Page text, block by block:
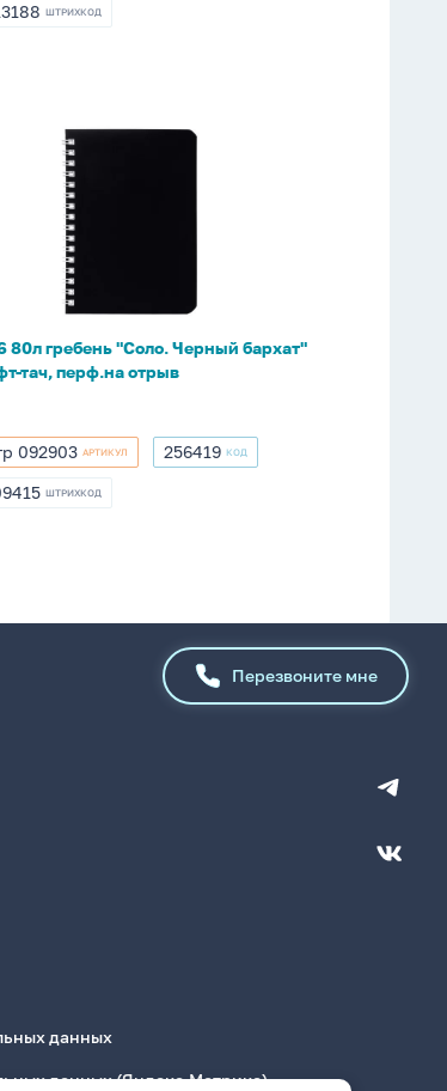
ШТРИХКОД
80л гребень "Соло. Черный бархат"
тач, перф.на отрыв
092903 АРТИКУЛ 256419
256419 КОД
ШТРИХКОД
Перезвоните мне
данных
данных (Яндекс.Метрика)